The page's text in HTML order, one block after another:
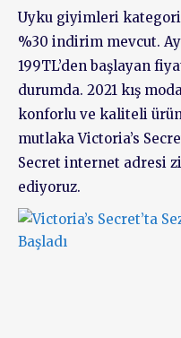
Uyku giyimleri
%30 indirim mevcut.
199TL’den başlayan
durumda. 2021 kış
konforlu ve kaliteli
mutlaka Victoria’s
Secret internet adresi
ediyoruz.